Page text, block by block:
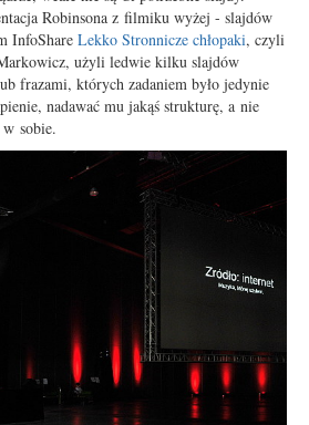
Robinsona z filmiku wyżej - slajdów
InfoShare Lekko Stronnicze chłopaki, czyli
użyli ledwie kilku slajdów
frazami, których zadaniem było jedynie
nadawać mu jakąś strukturę, a nie
w sobie.